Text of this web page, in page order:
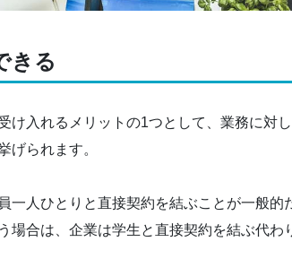
きる
け入れるメリットの1つとして、業務に対
げられます。
一人ひとりと直接契約を結ぶことが一般
場合は、企業は学生と直接契約を結ぶ代わ